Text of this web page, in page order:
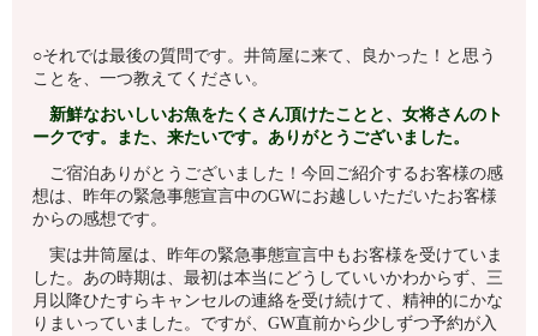
○それでは最後の質問です。井筒屋に来て、良かった！と思う
ことを、一つ教えてください。
新鮮なおいしいお魚をたくさん頂けたことと、女将さんのト
ークです。また、来たいです。ありがとうございました。
ご宿泊ありがとうございました！今回ご紹介するお客様の感
想は、昨年の緊急事態宣言中のGWにお越しいただいたお客様
からの感想です。
実は井筒屋は、昨年の緊急事態宣言中もお客様を受けていま
した。あの時期は、最初は本当にどうしていいかわからず、三
月以降ひたすらキャンセルの連絡を受け続けて、精神的にかな
りまいっていました。ですが、GW直前から少しずつ予約が入